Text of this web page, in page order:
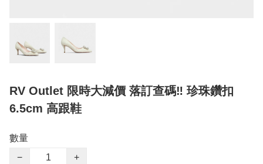
RV Outlet 限時大減價 落訂查碼‼️ 珍珠鑽扣
6.5cm 高跟鞋
數量
−
+